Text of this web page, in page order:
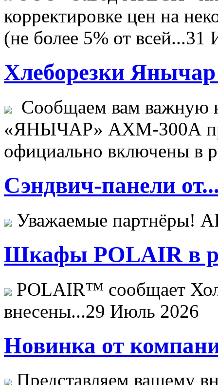
корректировке цен на
(не более 5% от всей...31
Хлеборезки Янычар
Сообщаем вам важную
«ЯНЫЧАР» АХМ-300А
официально включены в
Сэндвич-панели
Уважаемые
Шкафы POLAIR в
POLAIR™ сообщает
внесены...29 Июль 2026
Новинка от
Представляем вашему